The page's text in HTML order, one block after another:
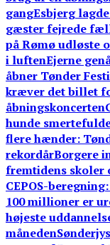
gangEsbjerg
gæster fejrede
på Rømø udløste
i luftenEjerne
åbner Tønder
kræver det billet
åbningskoncerten
hunde
flere hænder:
rekordårBorgere
fremtidens skoler
CEPOS-
100 millioner er
højeste
måneden